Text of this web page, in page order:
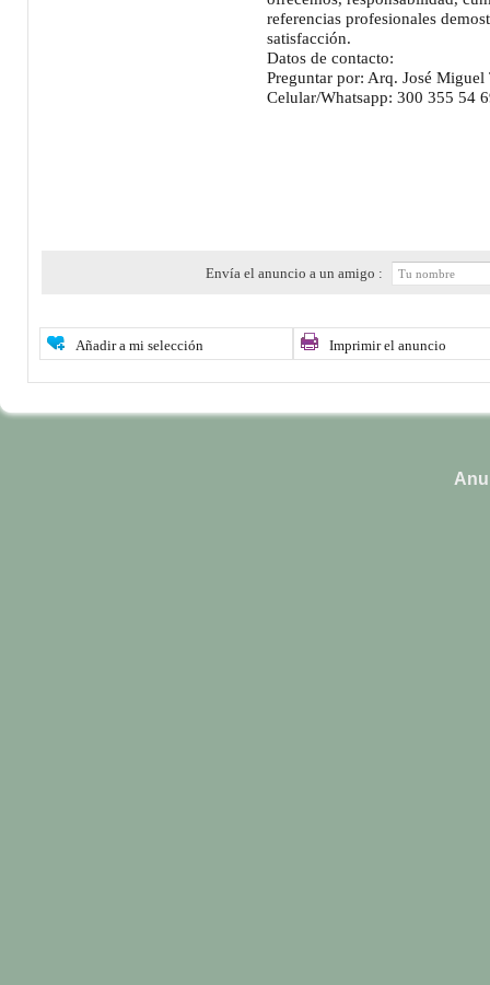
referencias profesionales
satisfacción.
Datos de contacto:
Preguntar por: Arq. José Miguel
Celular/Whatsapp: 300 355 54
Envía el anuncio a un amigo :
Añadir a mi selección Imprimir el anuncio